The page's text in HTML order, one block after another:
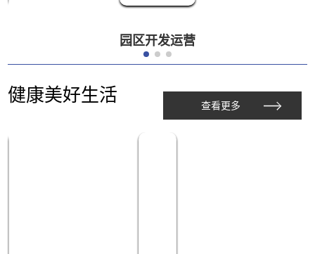
园区开发运营
健康美好生活 查看更多